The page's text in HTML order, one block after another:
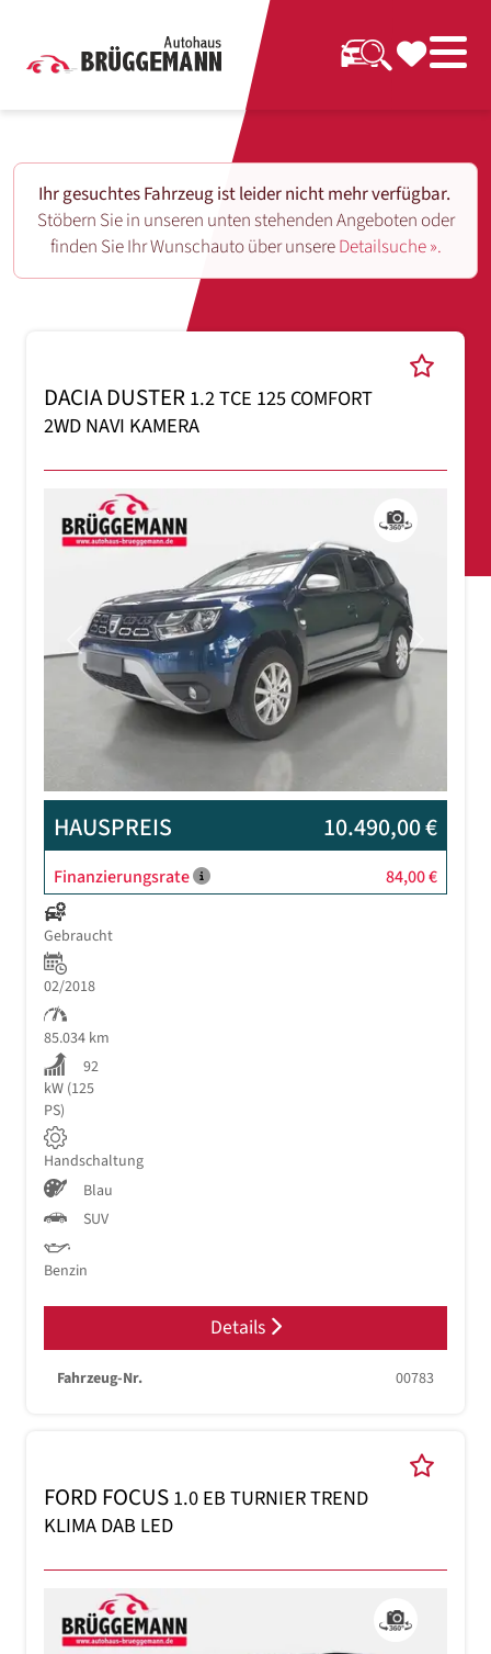
Ihr gesuchtes Fahrzeug ist leider nicht mehr verfügbar.
Stöbern Sie in unseren unten stehenden Angeboten oder
finden Sie Ihr Wunschauto über unsereDetailsuche ».
DACIA DUSTER1.2 TCE 125 COMFORT
2WD NAVI KAMERA
Previous Next
HAUSPREIS 10.490,00 €
Finanzierungsrate 84,00 €
Gebraucht
02/2018
85.034 km
92
kW (125
PS)
Handschaltung
Blau
SUV
Benzin
Details
Fahrzeug-Nr. 00783
FORD FOCUS1.0 EB TURNIER TREND
KLIMA DAB LED